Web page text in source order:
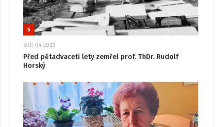
5
SRP, 04 2026
Před pětadvaceti lety zemřel prof. ThDr. Rudolf
Horský